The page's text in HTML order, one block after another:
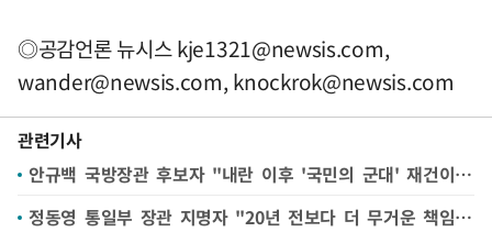
◎공감언론 뉴시스kje1321@newsis.com,
wander@newsis.com,knockrok@newsis.com
관련기사
안규백 국방장관 후보자 "내란 이후 '국민의 군대' 재건이 사명"
정동영 통일부 장관 지명자 "20년 전보다 더 무거운 책임감 느껴"